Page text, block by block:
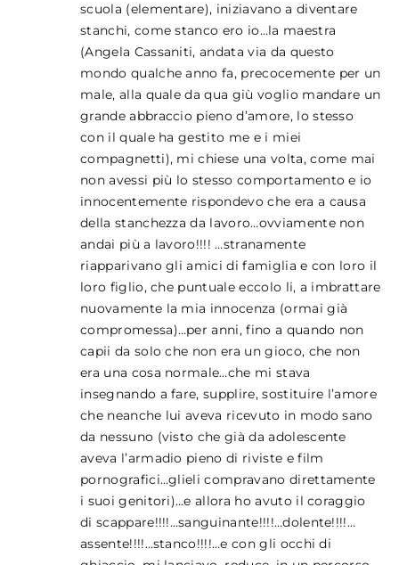
scuola (elementare), iniziavano a diventare
stanchi, come stanco ero io…la maestra
(Angela Cassaniti, andata via da questo
mondo qualche anno fa, precocemente per un
male, alla quale da qua giù voglio mandare un
grande abbraccio pieno d’amore, lo stesso
con il quale ha gestito me e i miei
compagnetti), mi chiese una volta, come mai
non avessi più lo stesso comportamento e io
innocentemente rispondevo che era a causa
della stanchezza da lavoro…ovviamente non
andai più a lavoro!!!! …stranamente
riapparivano gli amici di famiglia e con loro il
loro figlio, che puntuale eccolo li, a imbrattare
nuovamente la mia innocenza (ormai già
compromessa)…per anni, fino a quando non
capii da solo che non era un gioco, che non
era una cosa normale…che mi stava
insegnando a fare, supplire, sostituire l’amore
che neanche lui aveva ricevuto in modo sano
da nessuno (visto che già da adolescente
aveva l’armadio pieno di riviste e film
pornografici…glieli compravano direttamente
i suoi genitori)…e allora ho avuto il coraggio
di scappare!!!!…sanguinante!!!!…dolente!!!!…
assente!!!!…stanco!!!!…e con gli occhi di